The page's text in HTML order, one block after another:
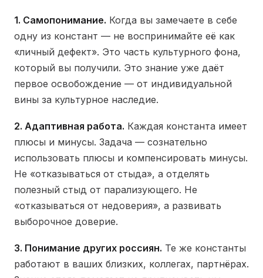
1. Самопонимание. Когда вы замечаете в себе
одну из констант — не воспринимайте её как
«личный дефект». Это часть культурного фона,
который вы получили. Это знание уже даёт
первое освобождение — от индивидуальной
вины за культурное наследие.
2. Адаптивная работа. Каждая константа имеет
плюсы и минусы. Задача — сознательно
использовать плюсы и компенсировать минусы.
Не «отказываться от стыда», а отделять
полезный стыд от парализующего. Не
«отказываться от недоверия», а развивать
выборочное доверие.
3. Понимание других россиян. Те же константы
работают в ваших близких, коллегах, партнёрах.